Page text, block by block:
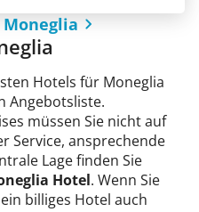
Hotels für Moneglia
Angebotsliste.
müssen Sie nicht auf
Service, ansprechende
Lage finden Sie
Hotel. Wenn Sie
billiges Hotel auch